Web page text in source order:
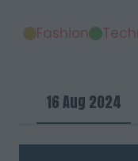
Fashion
16 Aug 2024